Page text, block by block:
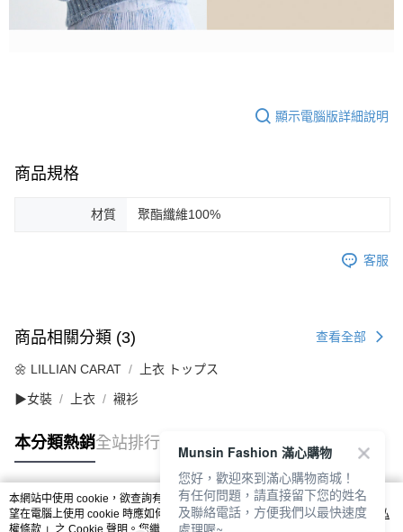
顯示電腦版詳細說明
商品規格
材質 聚酯纖維100%
客服
商品相關分類 (3) 查看全部
🌼 LILLIAN CARAT 上衣 トップス
▶女裝 上衣 襯衫
本分類熱銷全站排行
熱門標籤
本網站中使用 cookie，欲查詢有關本網站使用 cookie 方式之詳情，及若您不希
望在電腦上使用 cookie 時應如何變更電腦的 cookie 設定，請參閱本網站「
隱私
權條款 」之 Cookie 聲明。您繼續使用本網站即表示您同意本公司得按本網站使
Munsin Fashion 滿心購物
您好，歡迎來到滿心購物商城！
有任何問題，請直接留下您的姓名
及聯絡電話，方便我們以最快速度
處理喔~